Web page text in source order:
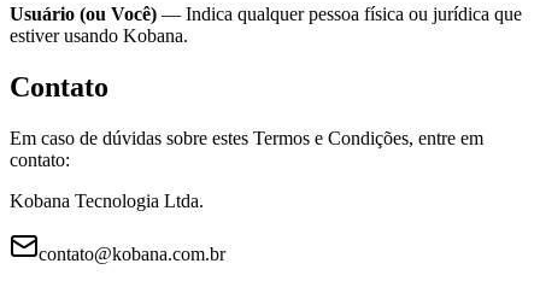
Usuário (ou Você) — Indica qualquer pessoa física ou jurídica que
estiver usando Kobana.
Contato
Em caso de dúvidas sobre estes Termos e Condições, entre em
contato:
Kobana Tecnologia Ltda.
contato@kobana.com.br